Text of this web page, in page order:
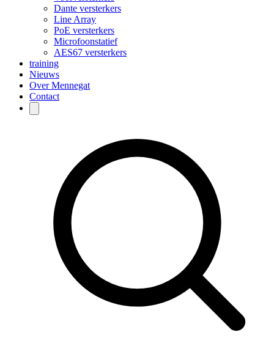
Dante versterkers
Line Array
PoE versterkers
Microfoonstatief
AES67 versterkers
training
Nieuws
Over Mennegat
Contact